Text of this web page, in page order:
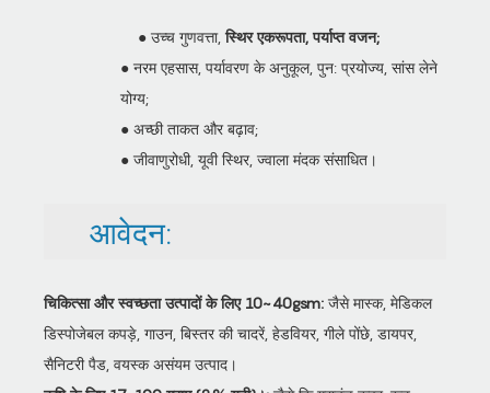
● उच्च गुणवत्ता,स्थिर एकरूपता, पर्याप्त वजन;
● नरम एहसास, पर्यावरण के अनुकूल, पुन: प्रयोज्य, सांस लेने
योग्य;
● अच्छी ताकत और बढ़ाव;
● जीवाणुरोधी, यूवी स्थिर, ज्वाला मंदक संसाधित।
आवेदन:
चिकित्सा और स्वच्छता उत्पादों के लिए 10~40gsm: जैसे मास्क, मेडिकल
डिस्पोजेबल कपड़े, गाउन, बिस्तर की चादरें, हेडवियर, गीले पोंछे, डायपर,
सैनिटरी पैड, वयस्क असंयम उत्पाद।